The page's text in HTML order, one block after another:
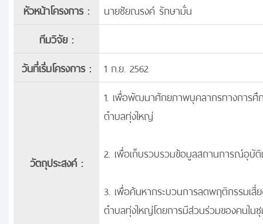
หัวหน้าโครงการ :
นายชัยณรงค์ รักษามั่น
ทีมวิจัย :
วันที่เริ่มโครงการ :
1 ก.ย. 2562
วัตถุประสงค์ :
1. เพื่อพัฒนาศักยภาพบุคลากรทางการศึ
ตำบลทุ่งใหญ่
2. เพื่อเก็บรวบรวมข้อมูลสถานการณ์อุบั
3. เพื่อค้นหากระบวนการลดพฤติกรรมเ
ตำบลทุ่งใหญ่โดยการมีส่วนร่วมของคนใน